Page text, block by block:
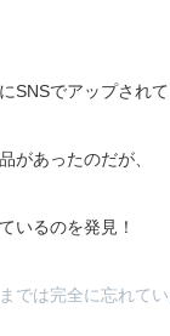
SNSでアップされて
があったのだが、
いるのを発見！
では完全に忘れてい